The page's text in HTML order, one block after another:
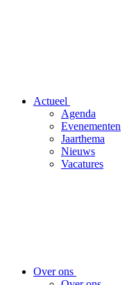
Actueel
Agenda
Evenementen
Jaarthema
Nieuws
Vacatures
Over ons